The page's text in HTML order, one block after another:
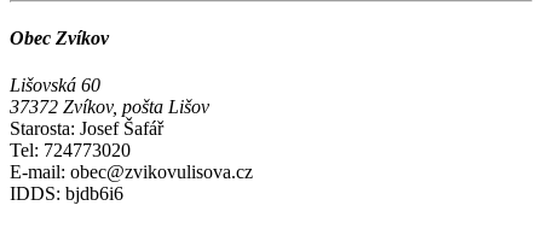
Obec Zvíkov
Lišovská 60
37372 Zvíkov, pošta Lišov
Starosta: Josef Šafář
Tel: 724773020
E-mail: obec@zvikovulisova.cz
IDDS: bjdb6i6